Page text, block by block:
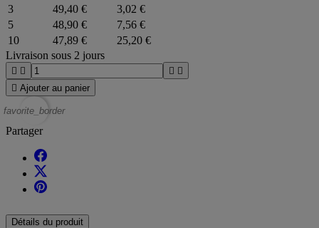
3
49,40 €
3,02 €
5
48,90 €
7,56 €
10
47,89 €
25,20 €
Livraison sous 2 jours
   
 Ajouter au panier
favorite_border
Partager
Détails du produit